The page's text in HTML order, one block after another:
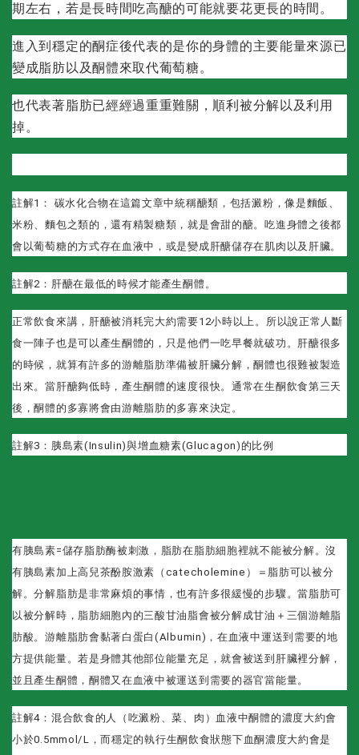
期左右，若是長時間吃高醣的可能就要花更長的時間。
進入到穩定的酮症後代表的是你的身體的主要能量來源已
變成脂肪以及酮體來取代葡萄糖。
也代表著脂肪已經經過重重難關，順利被分解以及利用
掉。
註解1： 碳水化合物在這篇文章中統稱醣類，包括澱粉，像是麵飯、
米粉、麵包之類的，還有精製糖類，就是會甜的醣。吃進身體之後都
會以葡萄糖的方式存在血液中，或是變成肝醣儲存在肌肉以及肝臟。
註解2：肝醣在最低的時候才能產生酮體。
正常飲食來講，肝醣被消耗完大約需要12小時以上。所以說正常人斷
食一陣子也是可以產生酮體的，只是他們一吃早餐就破功。肝醣很多
的時候，就算有許多的游離脂肪準備被肝臟分解，酮體也很難被製造
出來。當肝醣夠低時，產生酮體的速度很快。通常在生酮飲食第三天
後，酮體的多寡將會由游離脂肪的多寡來決定。
註解3：胰島素(Insulin)與增血糖素(Glucagon)的比例
有胰島素=儲存脂肪酶被刺激，脂肪在脂肪細胞裡就不能被分解。沒
有胰島素加上高兒茶酚胺激素（catecholemine）＝脂肪可以被分
解。分解脂肪是非常麻煩的事情，也有許多很緩慢的步驟。當脂肪可
以被分解時，脂肪細胞內的三酸甘油脂會被分解成甘油＋三個游離脂
肪酸。游離脂肪會黏著白蛋白(Albumin)，在血液中運送到需要的地
方提供能量。若是身體其他部位能量充足，就會被送到肝臟裡分解，
並且產生酮體，酮體又在血液中被運送到需要的器官當能量。
註解4：混合飲食的人（吃澱粉、菜、肉）血液中酮體的濃度大約會
小於0.5mmol/L，而穩定的執行生酮飲食狀態下血酮濃度大約會是